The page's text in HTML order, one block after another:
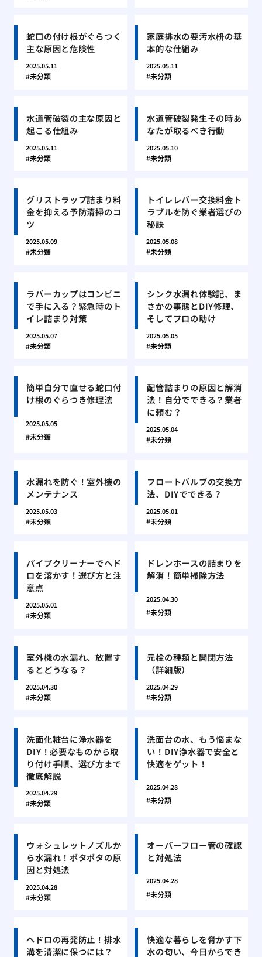
蛇口の付け根がぐらつく
主な原因と危険性
2025.05.11
未分類
家庭排水の要汚水枡の基
本的な仕組み
2025.05.11
未分類
水道管破裂の主な原因と
起こる仕組み
2025.05.11
未分類
水道管破裂発生その時あ
なたが取るべき行動
2025.05.10
未分類
グリストラップ詰まり料
金を抑える予防清掃のコ
ツ
2025.05.09
未分類
トイレレバー交換料金ト
ラブルを防ぐ業者選びの
秘訣
2025.05.08
未分類
ラバーカップはコンビニ
で手に入る？緊急時のト
イレ詰まり対策
2025.05.07
未分類
シンク水漏れ体験記、ま
さかの事態とDIY修理、
そしてプロの助け
2025.05.05
未分類
簡単自分で直せる蛇口付
け根のぐらつき修理法
2025.05.05
未分類
配管詰まりの原因と解消
法！自分でできる？業者
に頼む？
2025.05.04
未分類
水漏れを防ぐ！室外機の
メンテナンス
2025.05.03
未分類
フロートバルブの交換方
法、DIYでできる？
2025.05.01
未分類
パイプクリーナーでヘド
ロを溶かす！選び方と注
意点
2025.05.01
未分類
ドレンホースの詰まりを
解消！簡単掃除方法
2025.04.30
未分類
室外機の水漏れ、放置す
るとどうなる？
2025.04.30
未分類
元栓の種類と開閉方法
（詳細版）
2025.04.29
未分類
洗面化粧台に浄水器を
DIY！必要なものから取
り付け手順、選び方まで
徹底解説
2025.04.29
未分類
洗面台の水、もう悩まな
い！DIY浄水器で安全と
快適をゲット！
2025.04.28
未分類
ウォシュレットノズルか
ら水漏れ！ポタポタの原
因と対処法
2025.04.28
未分類
オーバーフロー管の確認
と対処法
2025.04.28
未分類
ヘドロの再発防止！排水
溝を清潔に保つには？
快適な暮らしを脅かす下
水の匂い、今日からでき